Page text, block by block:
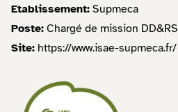
Etablissement: Supmeca
Poste: Chargé de mission DD&RS
Site: https://www.isae-supmeca.fr/